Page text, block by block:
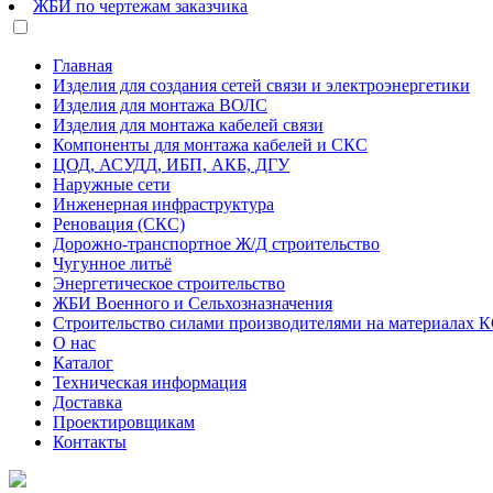
ЖБИ по чертежам заказчика
Главная
Изделия для создания сетей связи и электроэнергетики
Изделия для монтажа ВОЛС
Изделия для монтажа кабелей связи
Компоненты для монтажа кабелей и СКС
ЦОД, АСУДД, ИБП, АКБ, ДГУ
Наружные сети
Инженерная инфраструктура
Реновация (СКС)
Дорожно-транспортное Ж/Д строительство
Чугунное литьё
Энергетическое строительство
ЖБИ Военного и Сельхозназначения
Строительство силами производителями на материалах
О нас
Каталог
Техническая информация
Доставка
Проектировщикам
Контакты